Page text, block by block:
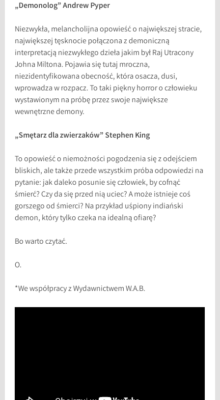
„Demonolog” Andrew Pyper
Niezwykła, melancholijna opowieść o największej stracie,
największej tęsknocie połączona z demoniczną
interpretacją niezwykłego dzieła jakim był Raj Utracony
Johna Miltona. Pojawia się tutaj mroczna,
niezidentyfikowana obecność, która osacza, dusi,
wprowadza w rozpacz. To taki piękny horror o człowieku
wystawionym na próbę przez swoje największe
wewnętrzne demony.
„Smętarz dla zwierzaków” Stephen King
To opowieść o niemożności pogodzenia się z odejściem
bliskich, ale także przede wszystkim próba odpowiedzi na
pytanie: jak daleko posunie się człowiek, by cofnąć
śmierć? Czy da się przed nią uciec? A może istnieje coś
gorszego od śmierci? Na przykład uśpiony indiański
demon, który tylko czeka na idealną ofiarę?
Bo warto czytać.
O.
*We współpracy z Wydawnictwem W.A.B.